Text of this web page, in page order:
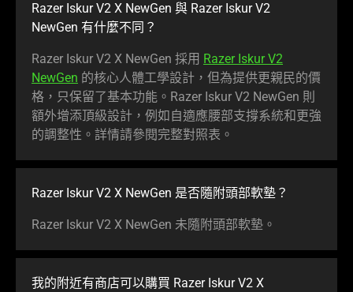
Razer Iskur V2 X NewGen 與 Razer Iskur V2
NewGen 有什麼不同 ？
Razer Iskur V2 X NewGen 採用 Razer Iskur V2
NewGen 的核心人體工學設計，但為提供更親民的價
格，只保留了基本功能。Razer Iskur V2 NewGen 則
額外增添頂級設計，例如自適應腰部支撐系統和更強
的調整性。詳情請參閱完整對照表 。
Razer Iskur V2 X NewGen 是否隨附頭部軟墊 ？
Razer Iskur V2 X NewGen 未隨附頭部軟墊 。
我的附近有商店可以購買 Razer Iskur V2 X